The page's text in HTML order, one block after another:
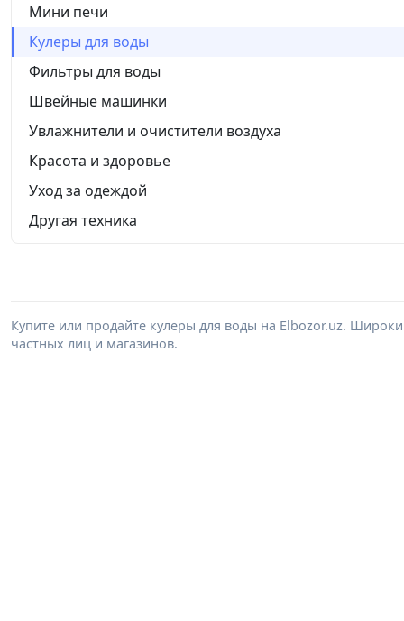
Мини печи
Кулеры для воды
Фильтры для воды
Швейные машинки
Увлажнители и очистители воздуха
Красота и здоровье
Уход за одеждой
Другая техника
Купите или продайте кулеры для воды на Elbozor.uz.
частных лиц и магазинов.